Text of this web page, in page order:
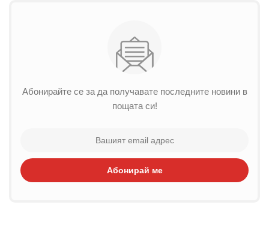
Абонирайте се за да получавате последните новини в
пощата си!
Абонирай ме